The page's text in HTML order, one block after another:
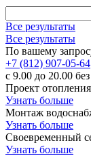
Все результаты
Все результаты
По вашему
+7 (812) 907-05-64
с 9.00 до 20.00
Проект
Узнать больше
Монтаж
Узнать больше
Своевременный
Узнать больше